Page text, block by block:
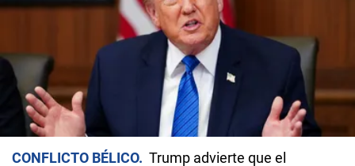
CONFLICTO BÉLICO
Trump advierte que el